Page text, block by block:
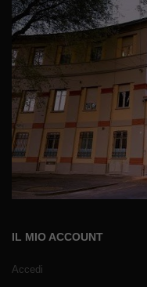
IL MIO ACCOUNT
Accedi